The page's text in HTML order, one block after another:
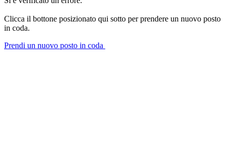
Clicca il bottone posizionato qui sotto per prendere un nuovo posto
in coda.
Prendi un nuovo posto in coda